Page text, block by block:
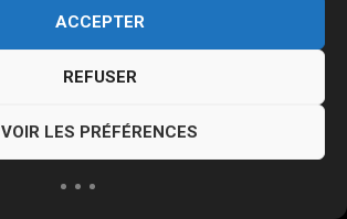
ACCEPTER
REFUSER
VOIR LES PRÉFÉRENCES